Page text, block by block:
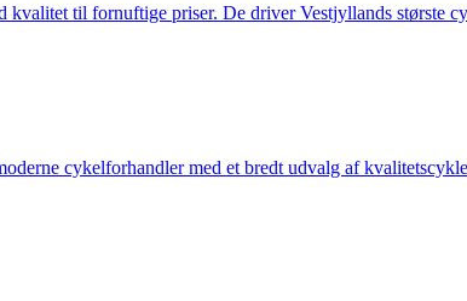
til fornuftige priser. De driver Vestjyllands
cykelforhandler med et bredt udvalg af